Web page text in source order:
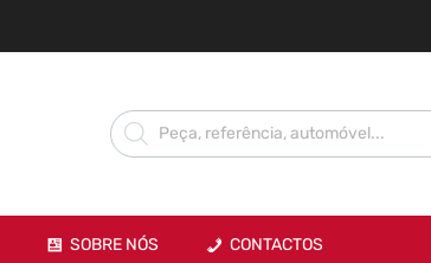
SOBRE NÓS CONTACTOS